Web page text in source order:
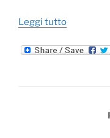
Leggi tutto“Scuola
|